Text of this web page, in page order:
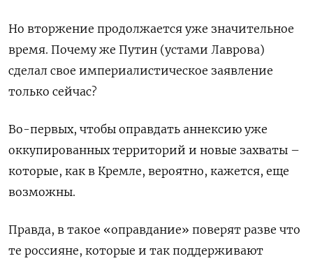
Но вторжение продолжается уже значительное
время. Почему же Путин (устами Лаврова)
сделал свое империалистическое заявление
только сейчас?
Во-первых, чтобы оправдать аннексию уже
оккупированных территорий и новые захваты –
которые, как в Кремле, вероятно, кажется, еще
возможны.
Правда, в такое «оправдание» поверят разве что
те россияне, которые и так поддерживают